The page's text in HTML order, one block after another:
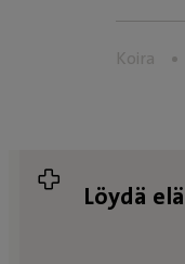
Koira
Löydä